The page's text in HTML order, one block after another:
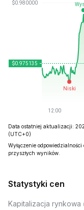
Data ostatniej aktualizacji:
(UTC+0)
Wyłączenie
przyszłych wyników.
Statystyki cen
Kapitalizacja rynkowa